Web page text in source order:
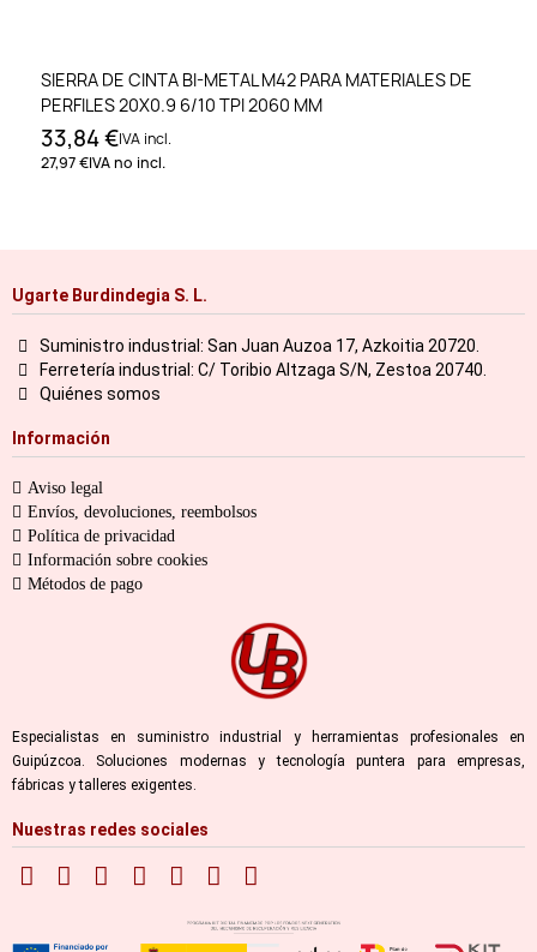
SIERRA DE CINTA BI-METAL M42 PARA MATERIALES DE
PERFILES 20X0.9 6/10 TPI 2060 MM
33,84 €IVA incl.
27,97 €IVA no incl.
Ugarte Burdindegia S. L.
Suministro industrial: San Juan Auzoa 17, Azkoitia 20720.
Ferretería industrial: C/ Toribio Altzaga S/N, Zestoa 20740.
Quiénes somos
Información
Aviso legal
Envíos, devoluciones, reembolsos
Política de privacidad
Información sobre cookies
Métodos de pago
Especialistas en suministro industrial y herramientas profesionales en
Guipúzcoa. Soluciones modernas y tecnología puntera para empresas,
fábricas y talleres exigentes.
Nuestras redes sociales